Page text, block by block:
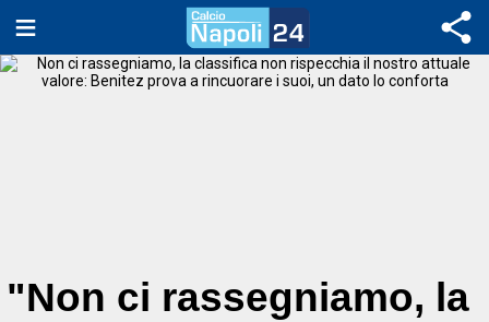
"Non ci rassegniamo, la